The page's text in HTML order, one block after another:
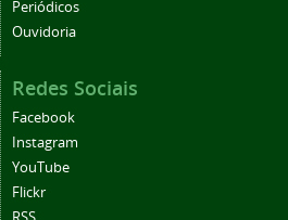
Ouvidoria
Facebook
Instagram
YouTube
Flickr
RSS